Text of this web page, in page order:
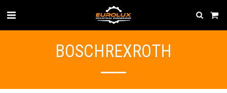
BOSCHREXROTH